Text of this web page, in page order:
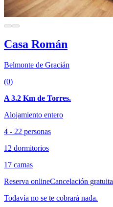
Casa Román
Belmonte de Gracián
(0)
A 3.2 Km de Torres.
Alojamiento entero
4 - 22 personas
12 dormitorios
17 camas
Reserva onlineCancelación gratuita
Todavía no se te cobrará nada.